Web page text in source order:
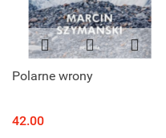
Polarne wrony
42.00